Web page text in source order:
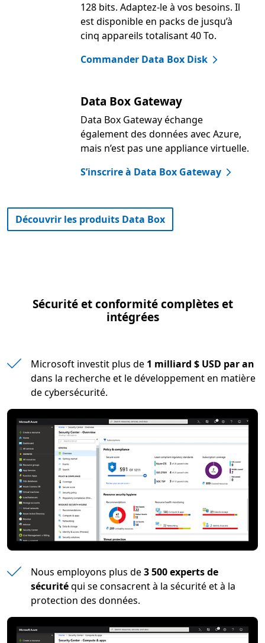
128 bits. Adaptez-le à vos besoins. Il
est disponible en packs de jusqu’à
cinq appareils totalisant 40 To.
Commander Data Box Disk
Data Box Gateway
Data Box Gateway échange
également des données avec Azure,
mais n’est pas une appliance virtuelle.
S’inscrire à Data Box Gateway
Découvrir les produits Data Box
Sécurité et conformité complètes et
intégrées
Microsoft investit plus de 1 milliard $ USD par an
dans la recherche et le développement en matière
de cybersécurité.
Nous employons plus de3 500 experts de
sécuritéqui se consacrent à la sécurité et à la
protection des données.